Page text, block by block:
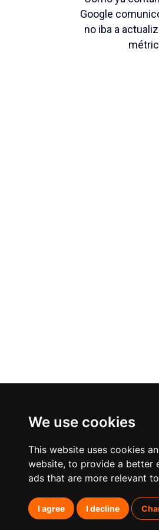
We use cookies
This website uses cookies
website, to provide a better
ads that are more relevant
I agree I decline
Google
no iba a